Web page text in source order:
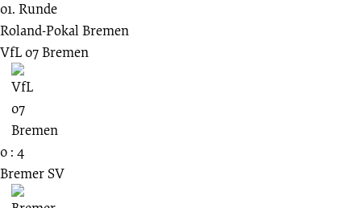
01. Runde
Roland-Pokal Bremen
VfL 07 Bremen
0 : 4
Bremer SV